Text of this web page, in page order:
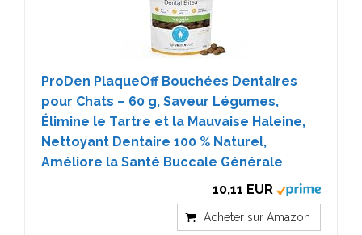
ProDen PlaqueOff Bouchées Dentaires
pour Chats – 60 g, Saveur Légumes,
Élimine le Tartre et la Mauvaise Haleine,
Nettoyant Dentaire 100 % Naturel,
Améliore la Santé Buccale Générale
10,11 EUR
Acheter sur Amazon